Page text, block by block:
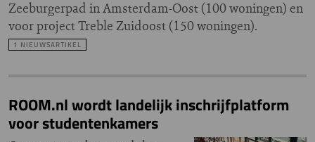
Zeeburgerpad in Amsterdam-Oost (100 woningen) en
voor project Treble Zuidoost (150 woningen).
1 NIEUWSARTIKEL
ROOM.nl wordt landelijk inschrijfplatform
voor studentenkamers